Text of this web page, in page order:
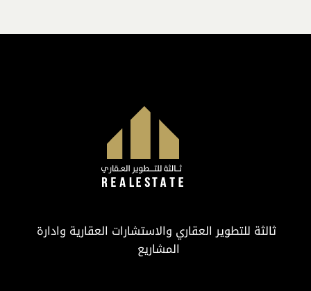
ثالثة للتطوير العقاري والاستشارات العقارية وادارة
المشاريع